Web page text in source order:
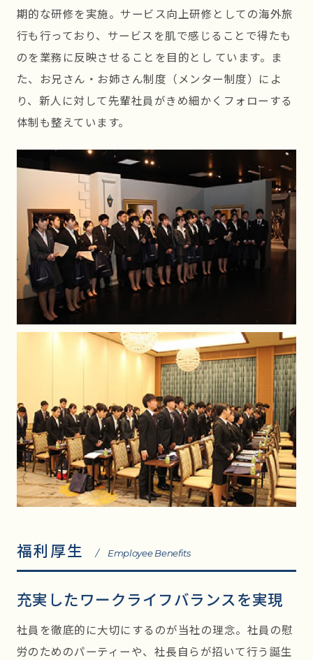
期的な研修を実施。サービス向上研修としての海外旅
行も行っており、サービスを肌で感じることで得たも
のを業務に反映させることを目的とし ています。ま
た、お兄さん・お姉さん制度（メンター制度）によ
り、新人に対して先輩社員がきめ細かくフォローする
体制も整えています。
福利厚生 / Employee Benefits
充実したワークライフバランスを実現
社員を徹底的に大切にするのが当社の理念。社員の慰
労のためのパーティーや、社長自らが招いて行う誕生